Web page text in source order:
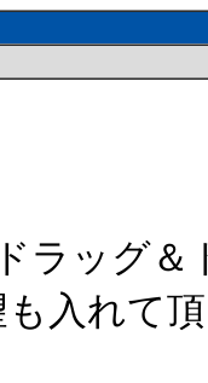
ラッグ＆
入れて